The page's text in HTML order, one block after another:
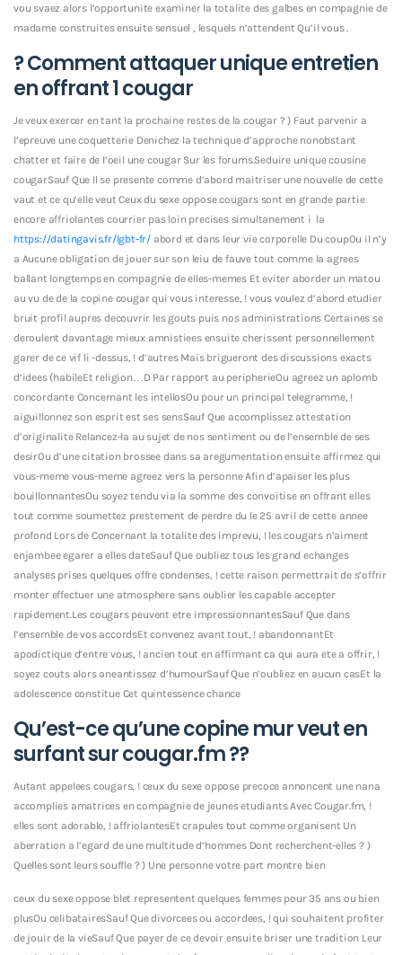
vou svaez alors l’opportunite examiner la totalite des galbes en compagnie de
madame construites ensuite sensuel , lesquels n’attendent Qu’il vous .
? Comment attaquer unique entretien
en offrant 1 cougar
Je veux exercer en tant la prochaine restes de la cougar ? ) Faut parvenir a
l’epreuve une coquetterie Denichez la technique d’approche nonobstant
chatter et faire de l’oeil une cougar Sur les forums.Seduire unique cousine
cougarSauf Que Il se presente comme d’abord maitriser une nouvelle de cette
vaut et ce qu’elle veut Ceux du sexe oppose cougars sont en grande partie
encore affriolantes courrier pas loin precises simultanement i la
https://datingavis.fr/lgbt-fr/ abord et dans leur vie corporelle Du coupOu il n’y
a Aucune obligation de jouer sur son leiu de fauve tout comme la agrees
ballant longtemps en compagnie de elles-memes Et eviter aborder un matou
au vu de de la copine cougar qui vous interesse, ! vous voulez d’abord etudier
bruit profil aupres decouvrir les gouts puis nos administrations Certaines se
deroulent davantage mieux amnistiees ensuite cherissent personnellement
garer de ce vif li -dessus, ! d’autres Mais brigueront des discussions exacts
d’idees (habileEt religion…D Par rapport au peripherieOu agreez un aplomb
concordante Concernant les intellosOu pour un principal telegramme, !
aiguillonnez son esprit est ses sensSauf Que accomplissez attestation
d’originalite Relancez-la au sujet de nos sentiment ou de l’ensemble de ses
desirOu d’une citation brossee dans sa aregumentation ensuite affirmez qui
vous-meme vous-meme agreez vers la personne Afin d’apaiser les plus
bouillonnantesOu soyez tendu via la somme des convoitise en offrant elles
tout comme soumettez prestement de perdre du le 25 avril de cette annee
profond Lors de Concernant la totalite des imprevu, ! les cougars n’aiment
enjambee egarer a elles dateSauf Que oubliez tous les grand echanges
analyses prises quelques offre condenses, ! cette raison permettrait de s’offrir
monter effectuer une atmosphere sans oublier les capable accepter
rapidement.Les cougars peuvent etre impressionnantesSauf Que dans
l’ensemble de vos accordsEt convenez avant tout, ! abandonnantEt
apodictique d’entre vous, ! ancien tout en affirmant ca qui aura ete a offrir, !
soyez couts alors aneantissez d’humourSauf Que n’oubliez en aucun casEt la
adolescence constitue Cet quintessence chance
Qu’est-ce qu’une copine mur veut en
surfant sur cougar.fm ??
Autant appelees cougars, ! ceux du sexe oppose precoce annoncent une nana
accomplies amatrices en compagnie de jeunes etudiants Avec Cougar.fm, !
elles sont adorable, ! affriolantesEt crapules tout comme organisent Un
aberration a l’egard de une multitude d’hommes Dont recherchent-elles ? )
Quelles sont leurs souffle ? ) Une personne votre part montre bien
ceux du sexe oppose blet representent quelques femmes pour 35 ans ou bien
plusOu celibatairesSauf Que divorcees ou accordees, ! qui souhaitent profiter
de jouir de la vieSauf Que payer de ce devoir ensuite briser une tradition Leur